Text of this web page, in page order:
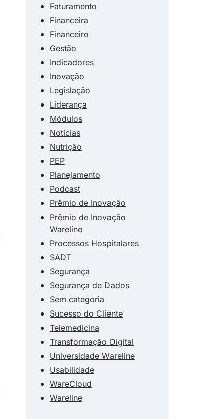
Faturamento
Financeira
Financeiro
Gestão
Indicadores
Inovação
Legislação
Liderança
Módulos
Notícias
Nutrição
PEP
Planejamento
Podcast
Prêmio de Inovação
Prêmio de Inovação
Wareline
Processos Hospitalares
SADT
Segurança
Segurança de Dados
Sem categoria
Sucesso do Cliente
Telemedicina
Transformação Digital
Universidade Wareline
Usabilidade
WareCloud
Wareline